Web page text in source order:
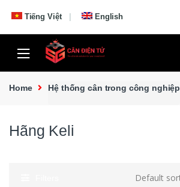
Tiếng Việt English
Home Hệ thống cân trong công nghiệp
Hãng Keli